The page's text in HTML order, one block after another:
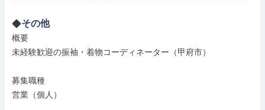
その他
概要
未経験歓迎の振袖・着物コーディネーター（甲府市）
募集職種
営業（個人）